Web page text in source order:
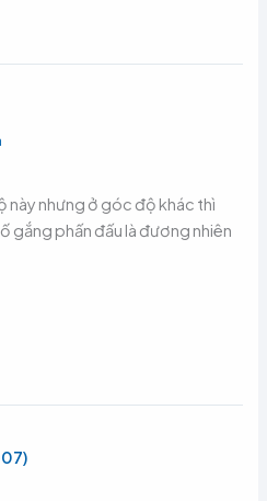
này nhưng ở góc độ khác thì
gắng phấn đấu là đương nhiên